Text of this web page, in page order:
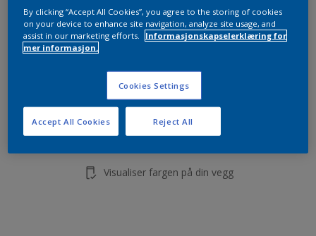
10L
Finn en forhandler
Visualiser fargen på din vegg
By clicking “Accept All Cookies”, you agree to the storing of cookies
on your device to enhance site navigation, analyze site usage, and
assist in our marketing efforts.
Informasjonskapselerklæring for
mer informasjon.
Cookies Settings
Reject All
Accept All Cookies